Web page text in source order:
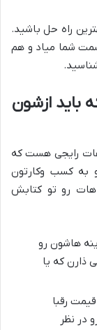
راه حل باشید.
شما میاد و هم
باید ازشون
رایجی هست که
به کسب وکارتون
رو تو کتابش
هاشون رو
ذارن که یا
رقبا
در نظر